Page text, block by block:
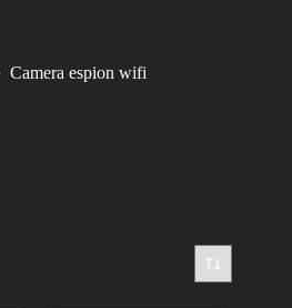
Camera espion wifi